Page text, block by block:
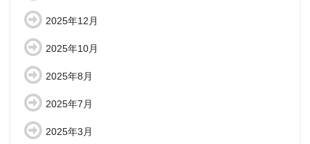
2025年12月
2025年10月
2025年8月
2025年7月
2025年3月